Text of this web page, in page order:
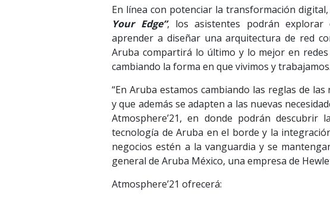
En línea con potenciar la transformación
Your Edge”, los asistentes podrán explorar
aprender a diseñar una arquitectura de red
Aruba compartirá lo último y lo mejor en
cambiando la forma en que vivimos y trabajamos.
“En Aruba estamos cambiando las reglas de
y que además se adapten a las nuevas
Atmosphere’21, en donde podrán
tecnología de Aruba en el borde y la
negocios estén a la vanguardia y se
general de Aruba México, una empresa de
Atmosphere’21 ofrecerá: